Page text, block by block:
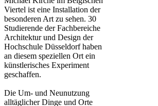
Viertel ist eine Installation der
besonderen Art zu sehen. 30
Studierende der Fachbereiche
Architektur und Design der
Hochschule Düsseldorf haben
an diesem speziellen Ort ein
künstlerisches Experiment
geschaffen.
Die Um- und Neunutzung
alltäglicher Dinge und Orte